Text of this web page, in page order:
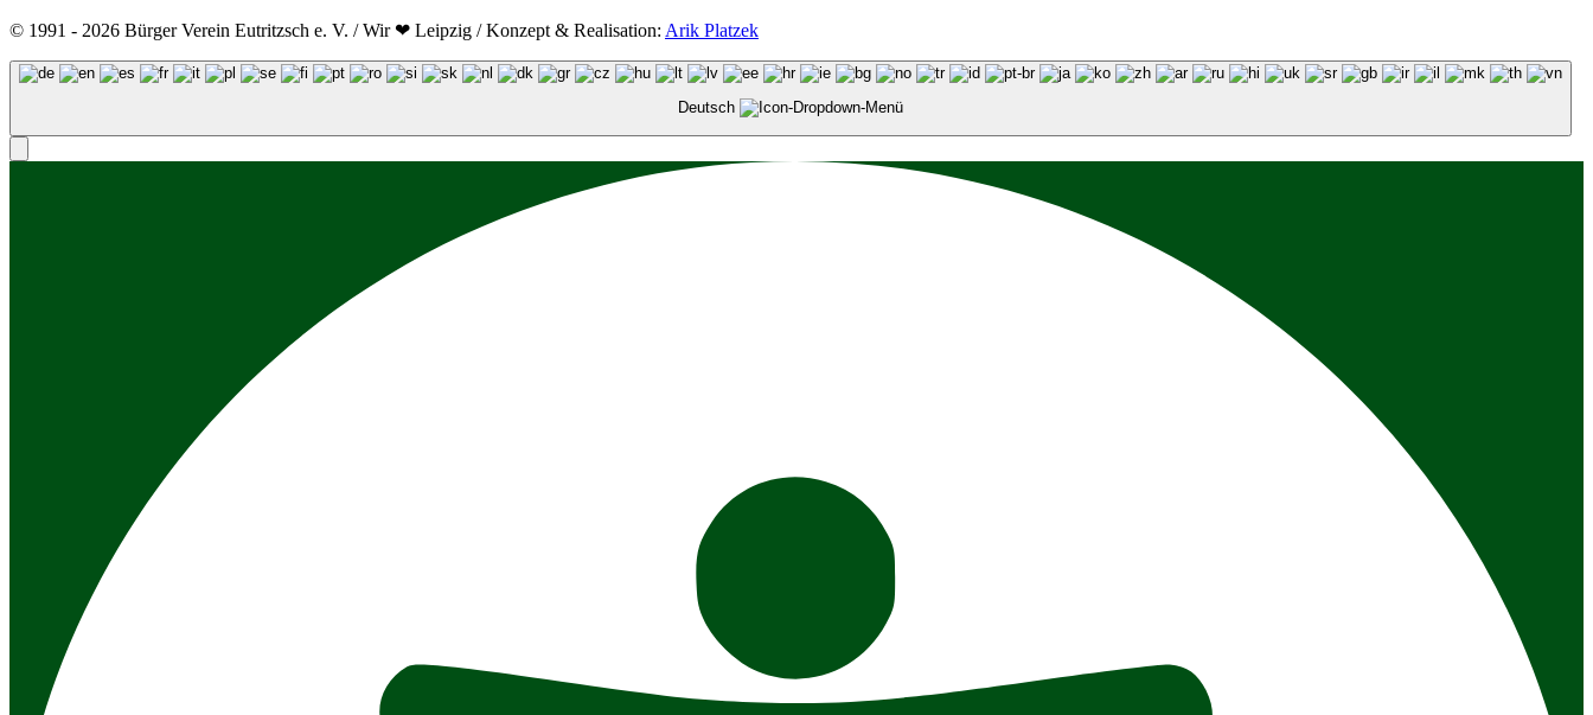
© 1991 - 2026 Bürger Verein Eutritzsch e. V. / Wir ❤ Leipzig / Konzept & Realisation: Arik Platzek
Deutsch